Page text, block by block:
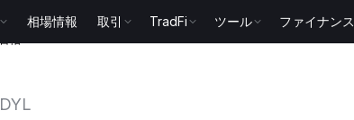
相場情報 取引 TradFi ツール ファイナンス
DYL